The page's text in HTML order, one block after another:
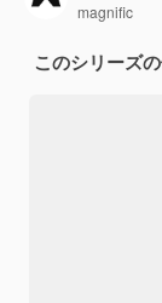
magnific
このシリーズ